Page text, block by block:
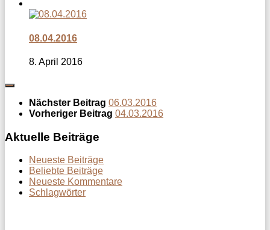
08.04.2016
8. April 2016
Nächster Beitrag 06.03.2016
Vorheriger Beitrag 04.03.2016
Aktuelle Beiträge
Neueste Beiträge
Beliebte Beiträge
Neueste Kommentare
Schlagwörter